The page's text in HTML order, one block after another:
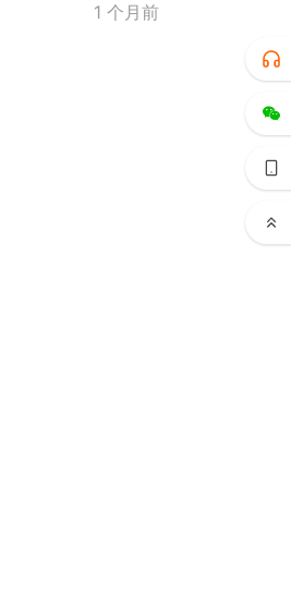
1 个月前